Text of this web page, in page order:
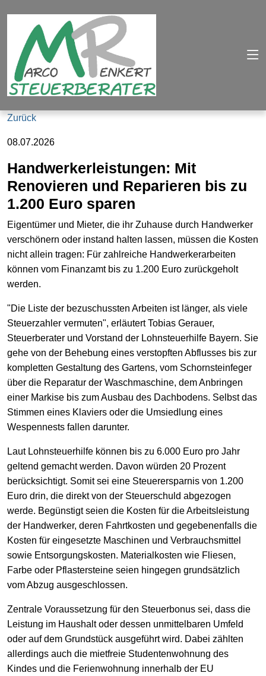
Zurück
08.07.2026
Handwerkerleistungen: Mit
Renovieren und Reparieren bis zu
1.200 Euro sparen
Eigentümer und Mieter, die ihr Zuhause durch Handwerker
verschönern oder instand halten lassen, müssen die Kosten
nicht allein tragen: Für zahlreiche Handwerkerarbeiten
können vom Finanzamt bis zu 1.200 Euro zurückgeholt
werden.
"Die Liste der bezuschussten Arbeiten ist länger, als viele
Steuerzahler vermuten", erläutert Tobias Gerauer,
Steuerberater und Vorstand der Lohnsteuerhilfe Bayern. Sie
gehe von der Behebung eines verstopften Abflusses bis zur
kompletten Gestaltung des Gartens, vom Schornsteinfeger
über die Reparatur der Waschmaschine, dem Anbringen
einer Markise bis zum Ausbau des Dachbodens. Selbst das
Stimmen eines Klaviers oder die Umsiedlung eines
Wespennests fallen darunter.
Laut Lohnsteuerhilfe können bis zu 6.000 Euro pro Jahr
geltend gemacht werden. Davon würden 20 Prozent
berücksichtigt. Somit sei eine Steuerersparnis von 1.200
Euro drin, die direkt von der Steuerschuld abgezogen
werde. Begünstigt seien die Kosten für die Arbeitsleistung
der Handwerker, deren Fahrtkosten und gegebenenfalls die
Kosten für eingesetzte Maschinen und Verbrauchsmittel
sowie Entsorgungskosten. Materialkosten wie Fliesen,
Farbe oder Pflastersteine seien hingegen grundsätzlich
vom Abzug ausgeschlossen.
Zentrale Voraussetzung für den Steuerbonus sei, dass die
Leistung im Haushalt oder dessen unmittelbaren Umfeld
oder auf dem Grundstück ausgeführt wird. Dabei zählten
allerdings auch die mietfreie Studentenwohnung des
Kindes und die Ferienwohnung innerhalb der EU